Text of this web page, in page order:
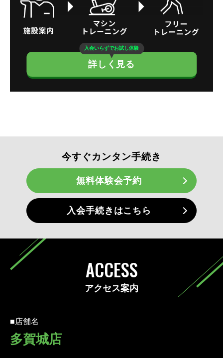
入会いらずでお試し体験
詳しく見る
今すぐカンタン手続き
無料体験会予約
入会手続きはこちら
ACCESS
アクセス案内
■店舗名
多賀城店